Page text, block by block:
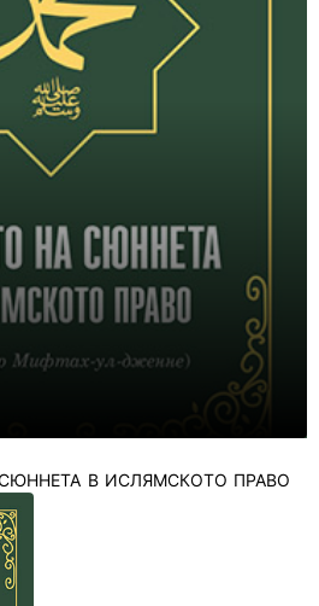
СЮННЕТА В ИСЛЯМСКОТО ПРАВО